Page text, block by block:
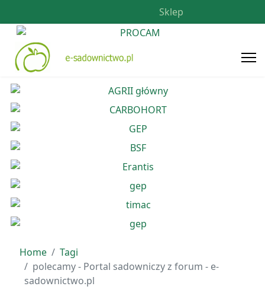
Sklep
Home
Tagi
polecamy - Portal sadowniczy z forum - e-
sadownictwo.pl